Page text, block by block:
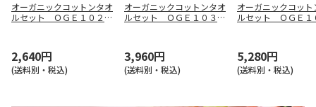
オーガニックコットンタオ
ルセット ＯＧＥ１０２４
2,640円
(送料別・税込)
オーガニックコットンタオ
ルセット ＯＧＥ１０３６
3,960円
(送料別・税込)
オーガニックコット
ルセット ＯＧＥ１
5,280円
(送料別・税込)